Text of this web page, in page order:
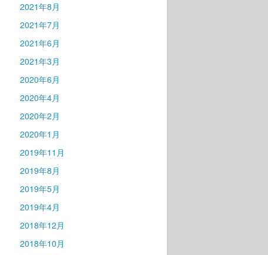
2021年8月
2021年7月
2021年6月
2021年3月
2020年6月
2020年4月
2020年2月
2020年1月
2019年11月
2019年8月
2019年5月
2019年4月
2018年12月
2018年10月